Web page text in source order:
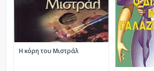
Η κόρη του Μιστράλ